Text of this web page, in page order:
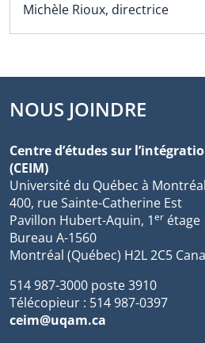
Michèle Rioux, directrice
NOUS JOINDRE
Centre d’études sur
(CEIM)
Université du Québec à Montréal
400, rue Sainte-Catherine Est
Pavillon Hubert-Aquin, 1er étage
Bureau A-1560
Montréal (Québec) H2L 2C5
514 987-3000 poste 3910
Télécopieur : 514 987-0397
ceim@uqam.ca